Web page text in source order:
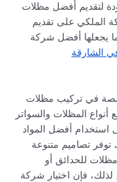
لتقديم أفضل مظلات
الملكي على تقديم
يجعلها أفضل شركة
الشارقة
في تركيب مظلات
المظلات والسواتر
استخدام أفضل المواد
توفر تصاميم متنوعة
للحدائق أو
لذلك، فإن اختيار شركة